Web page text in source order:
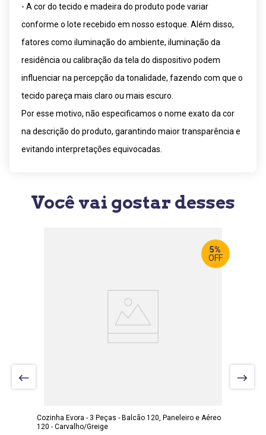
- A cor do tecido e madeira do produto pode variar
conforme o lote recebido em nosso estoque. Além disso,
fatores como iluminação do ambiente, iluminação da
residência ou calibração da tela do dispositivo podem
influenciar na percepção da tonalidade, fazendo com que o
tecido pareça mais claro ou mais escuro.
Por esse motivo, não especificamos o nome exato da cor
na descrição do produto, garantindo maior transparência e
evitando interpretações equivocadas.
Você vai gostar desses
Cozinha Evora - 3 Peças - Balcão 120, Paneleiro e Aéreo
120 - Carvalho/Greige
5%
OFF